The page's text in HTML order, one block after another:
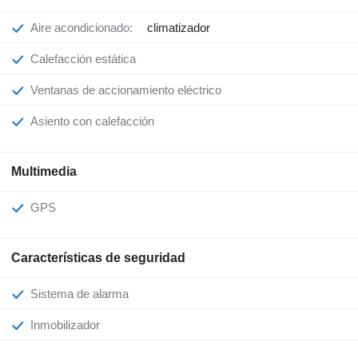
Aire acondicionado: climatizador
Calefacción estática
Ventanas de accionamiento eléctrico
Asiento con calefacción
Multimedia
GPS
Características de seguridad
Sistema de alarma
Inmobilizador